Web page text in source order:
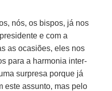
nós, os bispos, já nos
e com a
as ocasiões, eles nos
para a harmonia inter-
surpresa porque já
este assunto, mas pelo